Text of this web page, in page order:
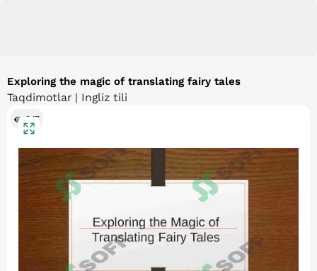
Exploring the magic of translating fairy tales
Taqdimotlar | Ingliz tili
247